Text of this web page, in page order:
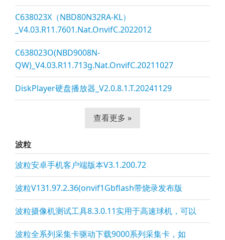
C638023X（NBD80N32RA-KL）
_V4.03.R11.7601.Nat.OnvifC.2022012
C638023O(NBD9008N-
QW)_V4.03.R11.713g.Nat.OnvifC.20211027
DiskPlayer硬盘播放器_V2.0.8.1.T.20241129
查看更多 »
波粒
波粒安卓手机客户端版本V3.1.200.72
波粒V131.97.2.36(onvif1Gbflash带烧录发布版
波粒摄像机测试工具8.3.0.11实用于高速球机，可以
波粒全系列采集卡驱动下载9000系列采集卡，如